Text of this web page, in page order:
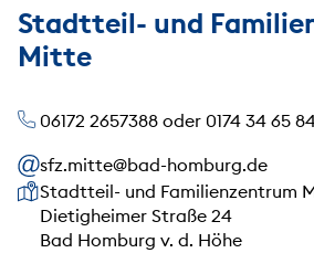
Stadtteil- und
Mitte
06172 2657388 oder 0174 34 65
sfz.mitte@bad-homburg.de
Unsere Anschrift
Stadtteil- und Familienzentrum
Dietigheimer Straße 24
Bad Homburg v. d. Höhe